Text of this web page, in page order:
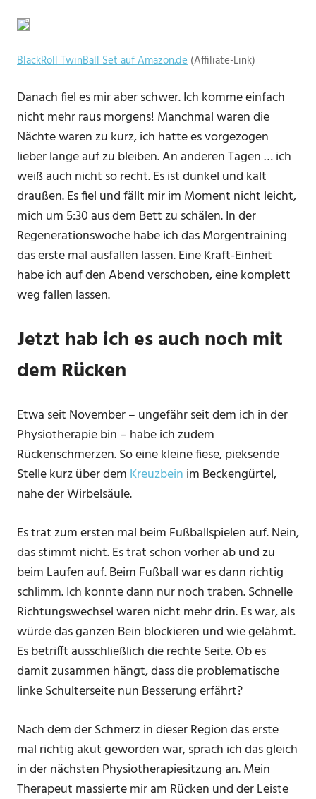
BlackRoll TwinBall Set auf Amazon.de (Affiliate-Link)
Danach fiel es mir aber schwer. Ich komme einfach
nicht mehr raus morgens! Manchmal waren die
Nächte waren zu kurz, ich hatte es vorgezogen
lieber lange auf zu bleiben. An anderen Tagen … ich
weiß auch nicht so recht. Es ist dunkel und kalt
draußen. Es fiel und fällt mir im Moment nicht leicht,
mich um 5:30 aus dem Bett zu schälen. In der
Regenerationswoche habe ich das Morgentraining
das erste mal ausfallen lassen. Eine Kraft-Einheit
habe ich auf den Abend verschoben, eine komplett
weg fallen lassen.
Jetzt hab ich es auch noch mit
dem Rücken
Etwa seit November – ungefähr seit dem ich in der
Physiotherapie bin – habe ich zudem
Rückenschmerzen. So eine kleine fiese, pieksende
Stelle kurz über demKreuzbeinim Beckengürtel,
nahe der Wirbelsäule.
Es trat zum ersten mal beim Fußballspielen auf. Nein,
das stimmt nicht. Es trat schon vorher ab und zu
beim Laufen auf. Beim Fußball war es dann richtig
schlimm. Ich konnte dann nur noch traben. Schnelle
Richtungswechsel waren nicht mehr drin. Es war, als
würde das ganzen Bein blockieren und wie gelähmt.
Es betrifft ausschließlich die rechte Seite. Ob es
damit zusammen hängt, dass die problematische
linke Schulterseite nun Besserung erfährt?
Nach dem der Schmerz in dieser Region das erste
mal richtig akut geworden war, sprach ich das gleich
in der nächsten Physiotherapiesitzung an. Mein
Therapeut massierte mir am Rücken und der Leiste